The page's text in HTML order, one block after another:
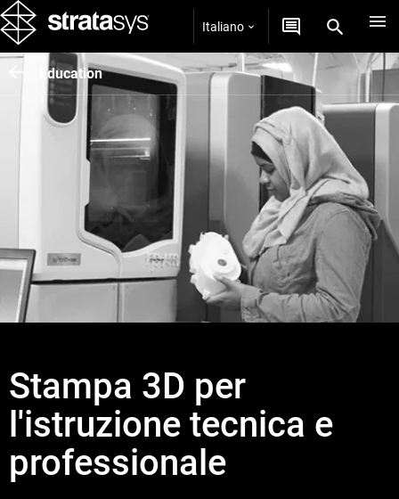
Italiano
Education
Stampa 3D per
l'istruzione tecnica e
professionale